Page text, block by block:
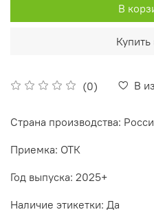
(0) В
В
Купить
Страна производства:
Приемка: ОТК
Год выпуска: 2025+
Наличие этикетки: Да